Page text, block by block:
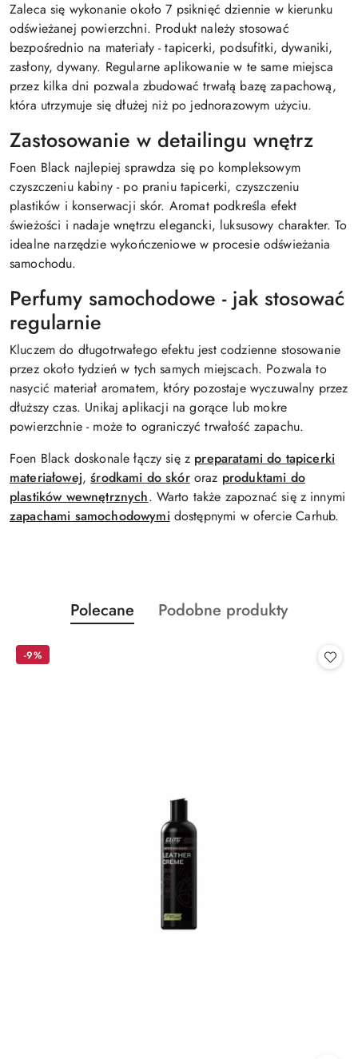
Zaleca się wykonanie około 7 psiknięć dziennie w kierunku
odświeżanej powierzchni. Produkt należy stosować
bezpośrednio na materiały - tapicerki, podsufitki, dywaniki,
zasłony, dywany. Regularne aplikowanie w te same miejsca
przez kilka dni pozwala zbudować trwałą bazę zapachową,
która utrzymuje się dłużej niż po jednorazowym użyciu.
Zastosowanie w detailingu wnętrz
Foen Black najlepiej sprawdza się po kompleksowym
czyszczeniu kabiny - po praniu tapicerki, czyszczeniu
plastików i konserwacji skór. Aromat podkreśla efekt
świeżości i nadaje wnętrzu elegancki, luksusowy charakter. To
idealne narzędzie wykończeniowe w procesie odświeżania
samochodu.
Perfumy samochodowe - jak stosować
regularnie
Kluczem do długotrwałego efektu jest codzienne stosowanie
przez około tydzień w tych samych miejscach. Pozwala to
nasycić materiał aromatem, który pozostaje wyczuwalny przez
dłuższy czas. Unikaj aplikacji na gorące lub mokre
powierzchnie - może to ograniczyć trwałość zapachu.
Foen Black doskonale łączy się z preparatami do tapicerki
materiałowej,środkami do skóroraz produktami do
plastików wewnętrznych. Warto także zapoznać się z innymi
zapachami samochodowymidostępnymi w ofercie Carhub.
Pomiń karuzelę produktów
Produkty
o
Polecane
Produkty
Podobne produkty
-9%